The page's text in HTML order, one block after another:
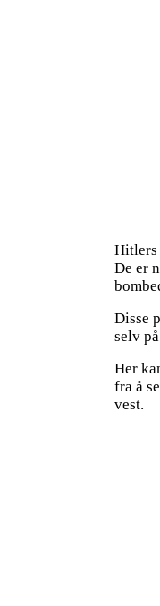
Hitlers
De er
Disse
selv
Her
fra å
vest.